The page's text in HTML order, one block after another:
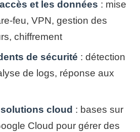
et les données : mise
feu, VPN, gestion des
chiffrement
de sécurité : détection
de logs, réponse aux
cloud : bases sur
Cloud pour gérer des